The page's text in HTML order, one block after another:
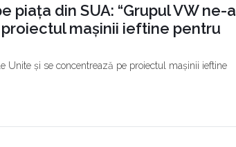
piața din SUA: “Grupul VW ne-a
mașinii ieftine pentru
Unite și se concentrează pe proiectul mașinii ieftine